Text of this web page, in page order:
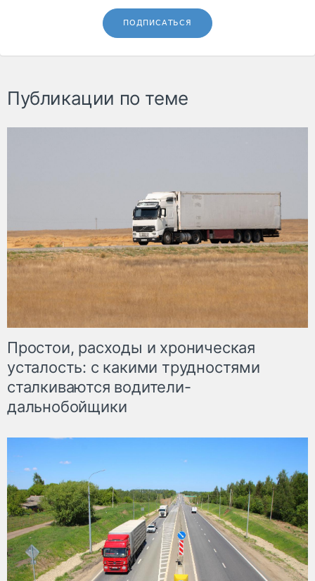
ПОДПИСАТЬСЯ
Публикации по теме
Простои, расходы и хроническая
усталость: с какими трудностями
сталкиваются водители-
дальнобойщики